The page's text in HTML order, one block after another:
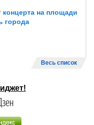
концерта на площади
города
Весь список